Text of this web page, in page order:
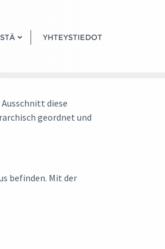
YHTEYSTIEDOT
diese
geordnet und
befinden. Mit der